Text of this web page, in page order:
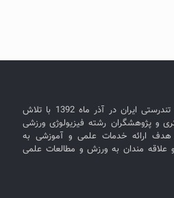
وب سایت فیزیولوژی ورزشی و تندرستی ایران در آذر ماه 1392 با تلاش
و پژوهشگران رشته فیزیولوژی ورزشی
هدف ارائه خدمات علمی و آموزشی به
مندان به ورزش و مطالعات علمی